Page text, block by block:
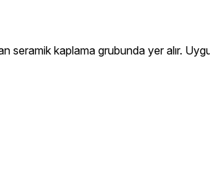
seramik kaplama grubunda yer alır.